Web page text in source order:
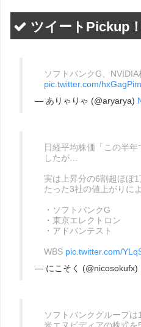
ツイートPickup！
ソフトバンクG、
pic.twitter.com/
— ありゃりゃ (@aryarya)
日経平均株価「この半年
したが…
実は上昇分の6割超ほぼ1
たった3社の値上がりに
・ソフトバンクG
・東京エレクトロン
・アドバンテスト
WBS pic.twitter.com/
— にこそく (@nicosokufx)
ソフトバンクグループ